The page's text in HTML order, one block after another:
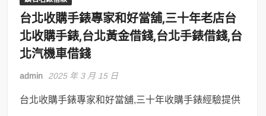
台北收購手錶專家和好當舖,三十年老店台
北收購手錶,台北黃金借錢,台北手錶借錢,台
北汽機車借錢
admin 2025 年 3 月 15 日
台北收購手錶專家和好當舖,三十年收購手錶經驗提供